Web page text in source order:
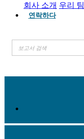
회사 소개 우리 팀
연락하다